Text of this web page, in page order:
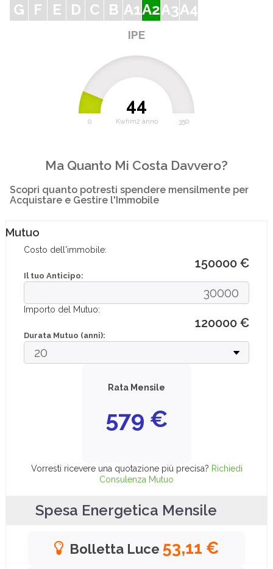
G F E D C B A1A2A3A4
IPE
44
Kwhm2 anno
0 350
Ma Quanto Mi Costa Davvero?
Scopri quanto potresti spendere mensilmente per
Acquistare e Gestire l'Immobile
Mutuo
Costo dell'immobile:
150000 €
Il tuo Anticipo:
Importo del Mutuo:
120000 €
Durata Mutuo (anni):
Rata Mensile
579 €
Vorresti ricevere una quotazione più precisa? Richiedi
Consulenza Mutuo
Spesa Energetica Mensile
Bolletta Luce 53,11 €